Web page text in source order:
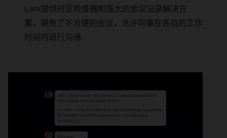
Lark提供时区检查器和强大的会议记录解决方
案，避免了不方便的会议，允许同事在各自的工作
时间内进行沟通。